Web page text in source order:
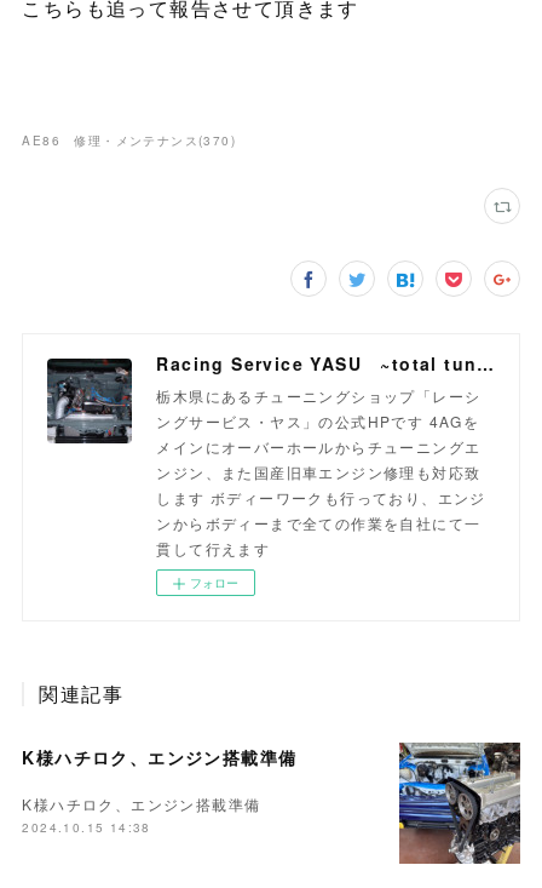
こちらも追って報告させて頂きます
AE86 修理・メンテナンス(370 )
Racing Service YASU ~total tuning proshop~
栃木県にあるチューニングショップ「レーシ
ングサービス・ヤス」の公式HPです 4AGを
メインにオーバーホールからチューニングエ
ンジン、また国産旧車エンジン修理も対応致
します ボディーワークも行っており、エンジ
ンからボディーまで全ての作業を自社にて一
貫して行えます
フォロー
関連記事
K様ハチロク、エンジン搭載準備
K様ハチロク、エンジン搭載準備
2024.10.15 14:38